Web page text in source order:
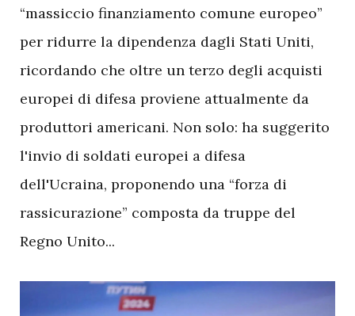
“massiccio finanziamento comune europeo”
per ridurre la dipendenza dagli Stati Uniti,
ricordando che oltre un terzo degli acquisti
europei di difesa proviene attualmente da
produttori americani. Non solo: ha suggerito
l'invio di soldati europei a difesa
dell'Ucraina, proponendo una “forza di
rassicurazione” composta da truppe del
Regno Unito...